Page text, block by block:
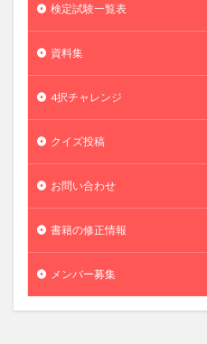
検定試験一覧表
資料集
4択チャレンジ
クイズ投稿
お問い合わせ
書籍の修正情報
メンバー募集